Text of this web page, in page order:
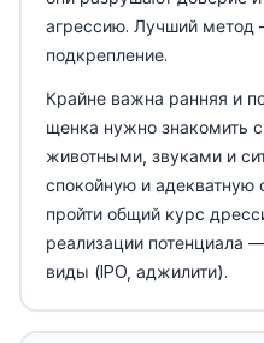
агрессию. Лучший метод
подкрепление.
Крайне важна ранняя и
щенка нужно знакомить
животными, звуками и
спокойную и адекватную
пройти общий курс
реализации потенциала
виды (IPO, аджилити).